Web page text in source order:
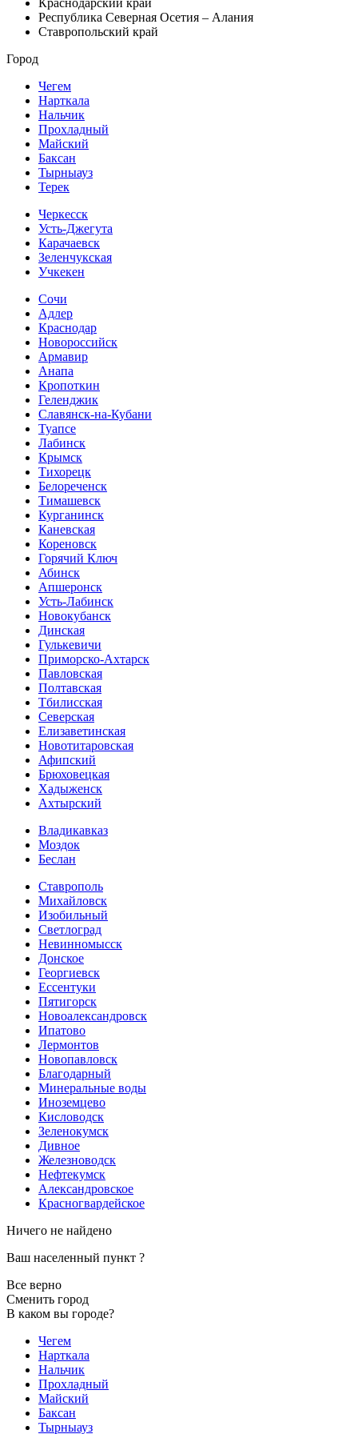
Республика Северная Осетия – Алания
Ставропольский край
Город
Чегем
Нарткала
Нальчик
Прохладный
Майский
Баксан
Тырныауз
Терек
Черкесск
Усть-Джегута
Карачаевск
Зеленчукская
Учкекен
Сочи
Адлер
Краснодар
Новороссийск
Армавир
Анапа
Кропоткин
Геленджик
Славянск-на-Кубани
Туапсе
Лабинск
Крымск
Тихорецк
Белореченск
Тимашевск
Курганинск
Каневская
Кореновск
Горячий Ключ
Абинск
Апшеронск
Усть-Лабинск
Новокубанск
Динская
Гулькевичи
Приморско-Ахтарск
Павловская
Полтавская
Тбилисская
Северская
Елизаветинская
Новотитаровская
Афипский
Брюховецкая
Хадыженск
Ахтырский
Владикавказ
Моздок
Беслан
Ставрополь
Михайловск
Изобильный
Светлоград
Невинномысск
Донское
Георгиевск
Ессентуки
Пятигорск
Новоалександровск
Ипатово
Лермонтов
Новопавловск
Благодарный
Минеральные воды
Иноземцево
Кисловодск
Зеленокумск
Дивное
Железноводск
Нефтекумск
Александровское
Красногвардейское
Ничего не найдено
Ваш населенный пункт ?
Все верно
Сменить город
В каком вы городе?
Чегем
Нарткала
Нальчик
Прохладный
Майский
Баксан
Тырныауз